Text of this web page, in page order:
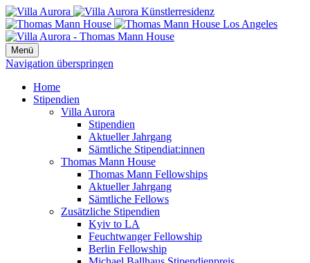
Menü
Navigation überspringen
Home
Stipendien
Villa Aurora
Stipendien
Aktueller Jahrgang
Sämtliche Stipendiat:innen
Thomas Mann House
Thomas Mann Fellowships
Aktueller Jahrgang
Sämtliche Fellows
Zusätzliche Stipendien
Kyiv to LA
Feuchtwanger Fellowship
Berlin Fellowship